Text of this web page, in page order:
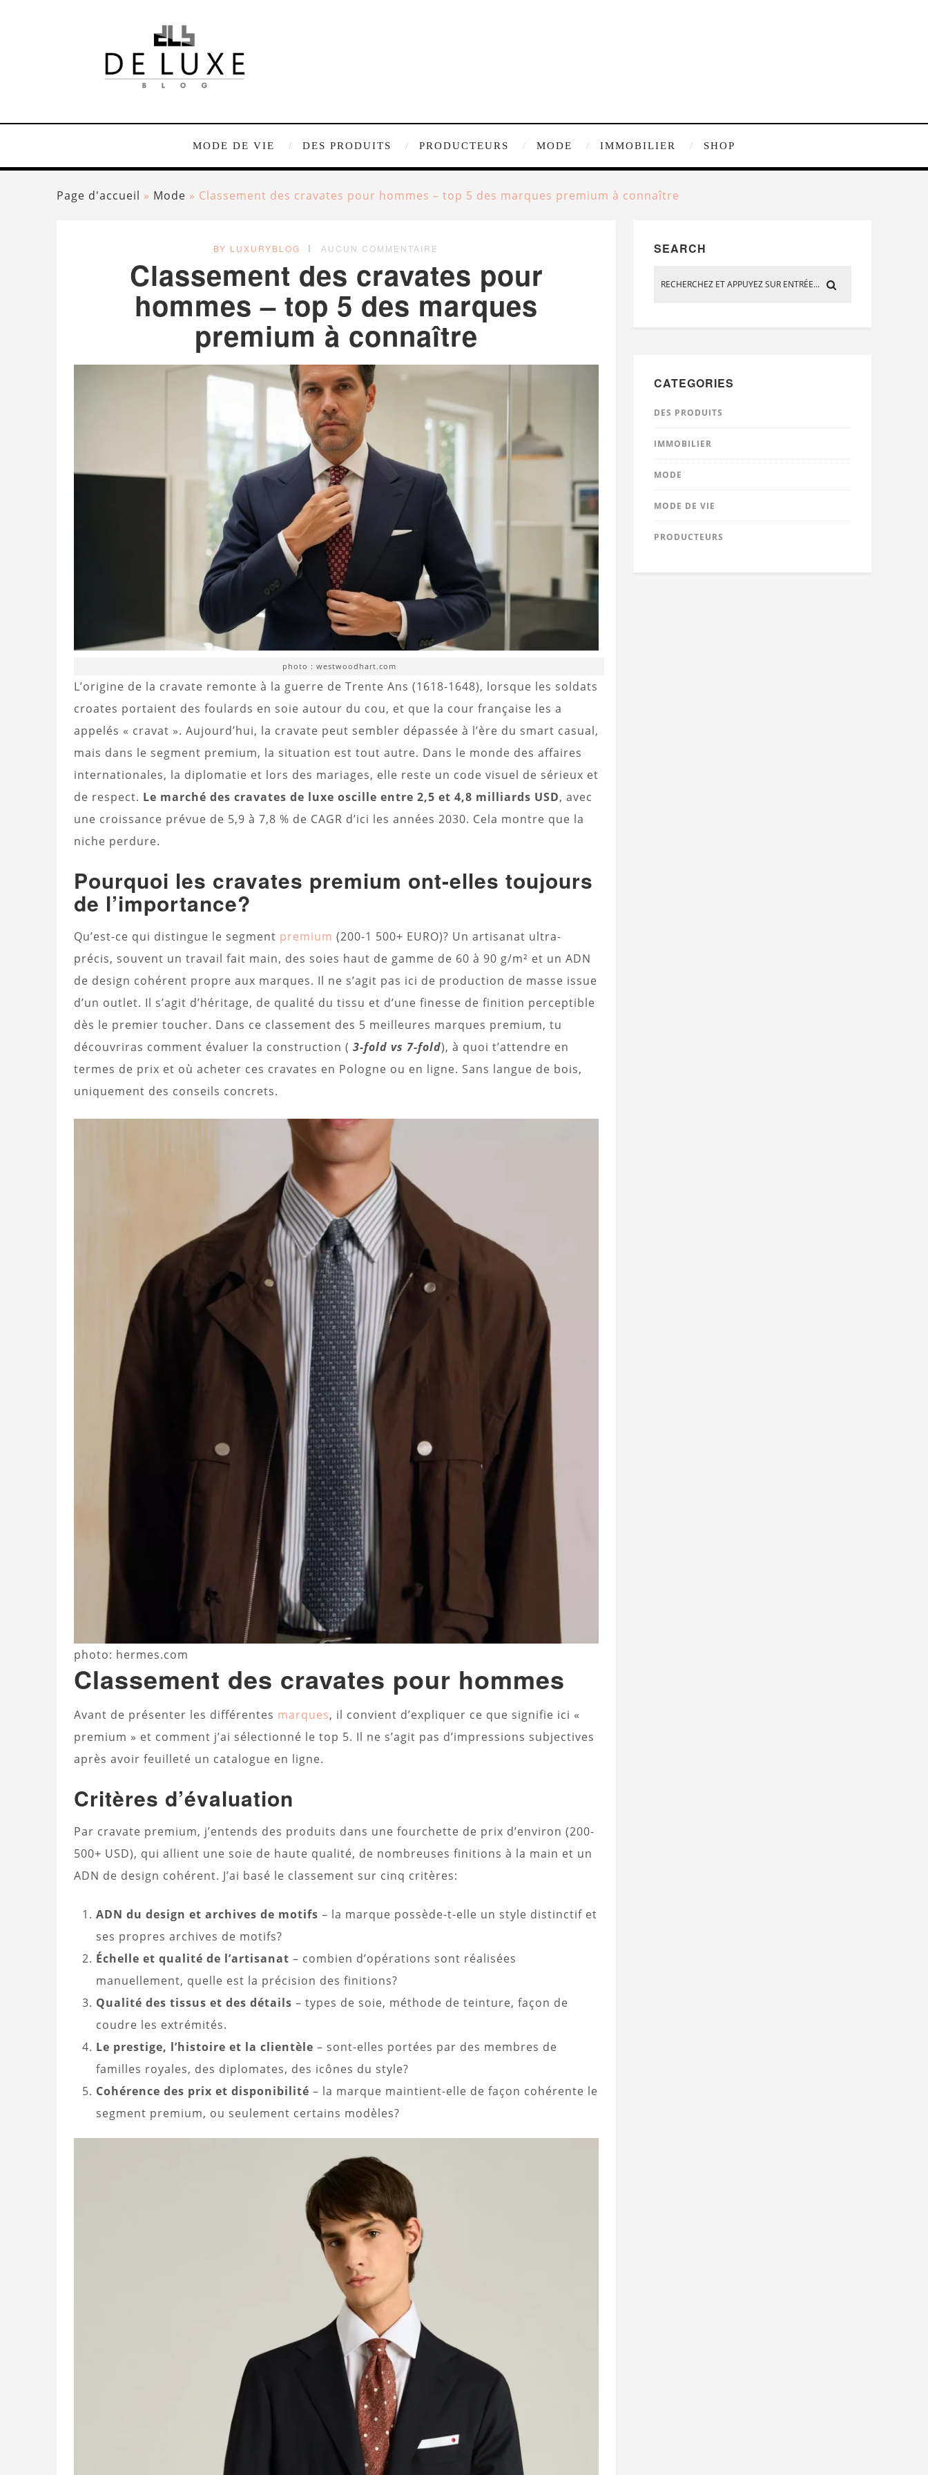
MODE DE VIE DES PRODUITS PRODUCTEURS MODE IMMOBILIER SHOP
Page d'accueil » Mode » Classement des cravates pour hommes – top 5 des marques premium à connaître
BY LUXURYBLOG AUCUN COMMENTAIRE
Classement des cravates pour
hommes – top 5 des marques
premium à connaître
photo : westwoodhart.com
L’origine de la cravate remonte à la guerre de Trente Ans (1618-1648), lorsque les soldats
croates portaient des foulards en soie autour du cou, et que la cour française les a
appelés « cravat ». Aujourd’hui, la cravate peut sembler dépassée à l’ère du smart casual,
mais dans le segment premium, la situation est tout autre. Dans le monde des affaires
internationales, la diplomatie et lors des mariages, elle reste un code visuel de sérieux et
de respect. Le marché des cravates de luxe oscille entre 2,5 et 4,8 milliards USD, avec
une croissance prévue de 5,9 à 7,8 % de CAGR d’ici les années 2030. Cela montre que la
niche perdure.
Pourquoi les cravates premium ont-elles toujours
de l’importance?
Qu’est-ce qui distingue le segment premium (200-1 500+ EURO)? Un artisanat ultra-
précis, souvent un travail fait main, des soies haut de gamme de 60 à 90 g/m² et un ADN
de design cohérent propre aux marques. Il ne s’agit pas ici de production de masse issue
d’un outlet. Il s’agit d’héritage, de qualité du tissu et d’une finesse de finition perceptible
dès le premier toucher. Dans ce classement des 5 meilleures marques premium, tu
découvriras comment évaluer la construction ( 3-fold vs 7-fold), à quoi t’attendre en
termes de prix et où acheter ces cravates en Pologne ou en ligne. Sans langue de bois,
uniquement des conseils concrets.
photo: hermes.com
Classement des cravates pour hommes
Avant de présenter les différentes marques, il convient d’expliquer ce que signifie ici «
premium » et comment j’ai sélectionné le top 5. Il ne s’agit pas d’impressions subjectives
après avoir feuilleté un catalogue en ligne.
Critères d’évaluation
Par cravate premium, j’entends des produits dans une fourchette de prix d’environ (200-
500+ USD), qui allient une soie de haute qualité, de nombreuses finitions à la main et un
ADN de design cohérent. J’ai basé le classement sur cinq critères:
ADN du design et archives de motifs – la marque possède-t-elle un style distinctif et
ses propres archives de motifs?
Échelle et qualité de l’artisanat – combien d’opérations sont réalisées
manuellement, quelle est la précision des finitions?
Qualité des tissus et des détails – types de soie, méthode de teinture, façon de
coudre les extrémités.
Le prestige, l’histoire et la clientèle – sont-elles portées par des membres de
familles royales, des diplomates, des icônes du style?
Cohérence des prix et disponibilité – la marque maintient-elle de façon cohérente le
segment premium, ou seulement certains modèles?
SEARCH
CATEGORIES
DES PRODUITS
IMMOBILIER
MODE
MODE DE VIE
PRODUCTEURS